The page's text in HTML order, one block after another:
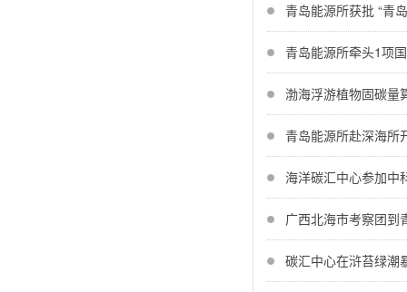
青岛能源所获批 “青
青岛能源所牵头1项
渤海浮游植物固碳量
青岛能源所赴深海所
海洋碳汇中心参加中
广西北海市考察团到
碳汇中心在浒苔绿潮